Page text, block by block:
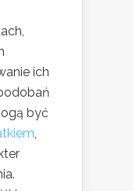
ich
być
,